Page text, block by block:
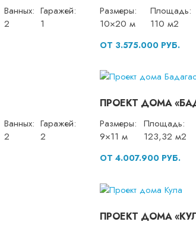
Ванных:
2
Гаражей:
1
Размеры:
10×20 м
Площадь:
110 м2
ОТ 3.575.000 РУБ.
Ванных:
2
Гаражей:
2
ПРОЕКТ ДОМА
Размеры:
9×11 м
Площадь:
123,32 м2
ОТ 4.007.900 РУБ.
ПРОЕКТ ДОМА